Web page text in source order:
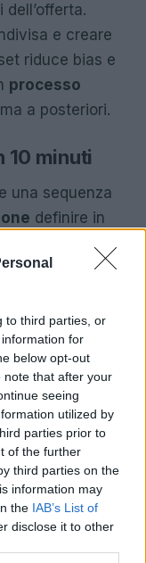
to third parties, or
for
below opt-out
note that after your
seeing
utilized by
parties prior to
of the further
third parties on the
information may
the IAB’s List of
disclose it to other
e creare
riduce bias e
processo
a posteriori.
10 minuti
una sequenza
definire in
ricorrente,
negli
libero e
politiche di
Rischi
regolatorie.
e minacce
EBITDA
10)Tesitre